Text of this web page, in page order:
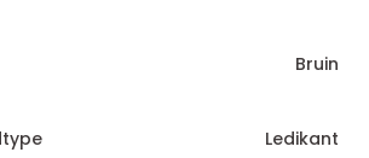
Bruin
Ledikant